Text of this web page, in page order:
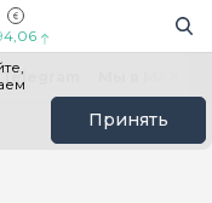
Принять